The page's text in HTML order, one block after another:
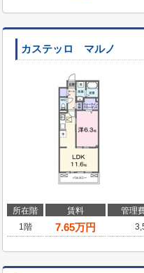
カステッロ マルノ
所在階 賃料 管理
1階
7.65万円